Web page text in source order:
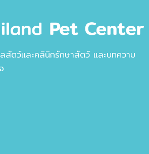
สัตว์และคลินิกรักษาสัตว์ และบทความ